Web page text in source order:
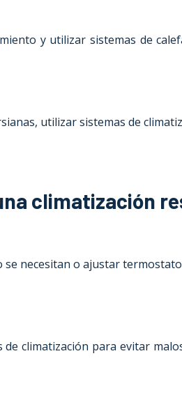
y utilizar sistemas de
utilizar sistemas de
climatización
necesitan o ajustar
climatización para evitar